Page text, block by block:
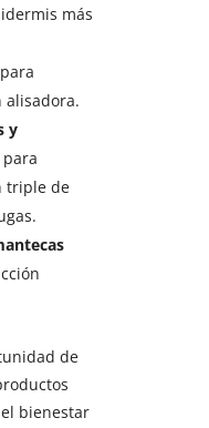
más
alisadora.
y
para
triple de
de
bienestar